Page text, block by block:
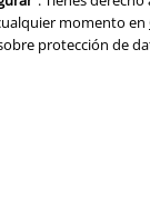
momento en
protección de